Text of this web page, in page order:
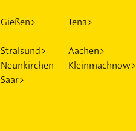
Gießen> Jena>
Stralsund>
Aachen>
Neunkirchen
Saar>
Kleinmachnow>